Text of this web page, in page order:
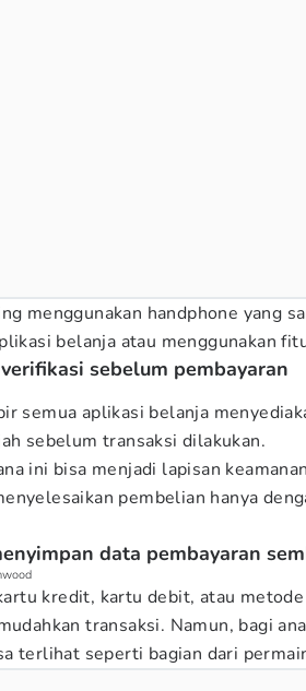
menggunakan handphone yang
belanja atau menggunakan
sebelum pembayaran
semua aplikasi belanja
sebelum transaksi dilakukan.
ini bisa menjadi lapisan
pembelian hanya
data pembayaran
kredit, kartu debit, atau
transaksi. Namun, bagi
terlihat seperti bagian dari